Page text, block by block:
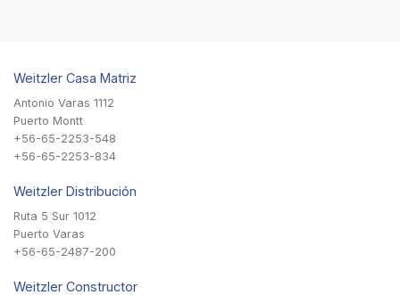
Weitzler Casa Matriz
Antonio Varas 1112
Puerto Montt
+56-65-2253-548
+56-65-2253-834
Weitzler Distribución
Ruta 5 Sur 1012
Puerto Varas
+56-65-2487-200
Weitzler Constructor